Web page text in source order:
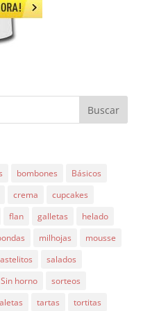
bombones
Básicos
crema
cupcakes
flan galletas
helado
milhojas
mousse
salados
Sin horno
sorteos
tartas
tortitas